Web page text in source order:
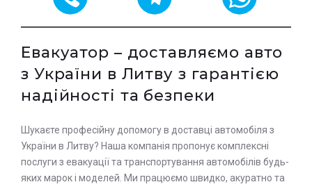
Евакуатор – доставляємо авто
з України в Литву з гарантією
надійності та безпеки
Шукаєте професійну допомогу в доставці автомобіля з
України в Литву? Наша компанія пропонує комплексні
послуги з евакуації та транспортування автомобілів будь-
яких марок і моделей. Ми працюємо швидко, акуратно та